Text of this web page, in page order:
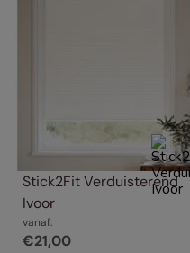
Stick2Fit Verduisterend
Ivoor
vanaf:
€21,00